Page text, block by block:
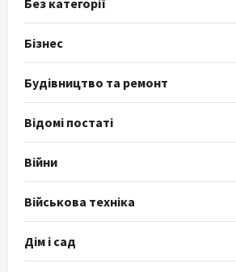
Без категорії
Бізнес
Будівництво та ремонт
Відомі постаті
Війни
Військова техніка
Дім і сад